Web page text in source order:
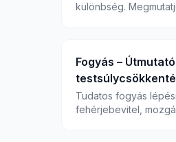
különbség.
Fogyás –
Tudatos fogyás
fehérjebevitel,